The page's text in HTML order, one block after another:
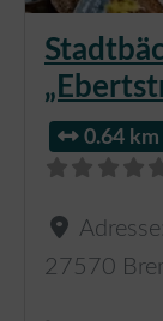
0.64 km
Adresse:
27570